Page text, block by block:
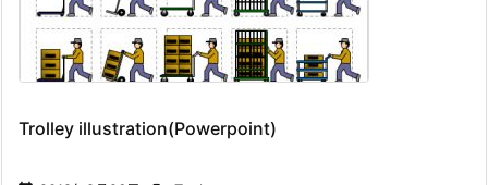
Trolley illustration(Powerpoint)